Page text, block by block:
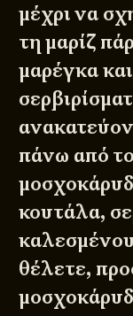
μέχρι να
τη μαρίζ
μαρέγκα
πάνω από
κουτάλα,
θέλετε,